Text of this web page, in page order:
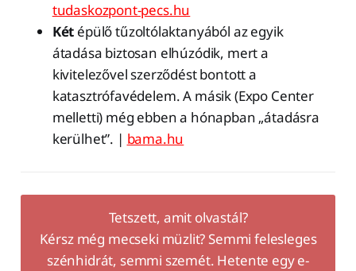
tudaskozpont-pecs.hu
Két épülő tűzoltólaktanyából az egyik
átadása biztosan elhúzódik, mert a
kivitelezővel szerződést bontott a
katasztrófavédelem. A másik (Expo Center
melletti) még ebben a hónapban „átadásra
kerülhet”. | bama.hu
Tetszett, amit olvastál?
Kérsz még mecseki müzlit? Semmi felesleges
szénhidrát, semmi szemét. Hetente egy e-